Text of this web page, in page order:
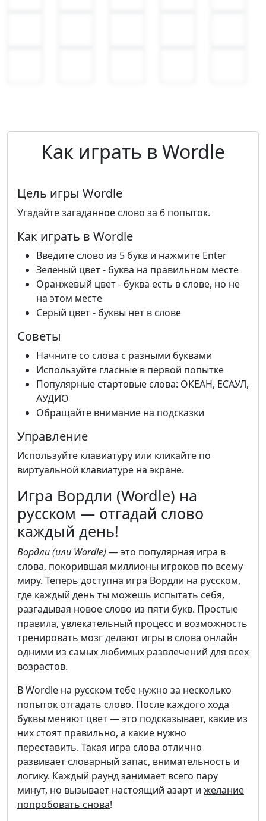
Как играть в Wordle
Цель игры Wordle
Угадайте загаданное слово за 6 попыток.
Как играть в Wordle
Введите слово из 5 букв и нажмите Enter
Зеленый цвет - буква на правильном месте
Оранжевый цвет - буква есть в слове, но не
на этом месте
Серый цвет - буквы нет в слове
Советы
Начните со слова с разными буквами
Используйте гласные в первой попытке
Популярные стартовые слова: ОКЕАН, ЕСАУЛ,
АУДИО
Обращайте внимание на подсказки
Управление
Используйте клавиатуру или кликайте по
виртуальной клавиатуре на экране.
Игра Вордли (Wordle) на
русском — отгадай слово
каждый день!
Вордли (или Wordle) — это популярная игра в
слова, покорившая миллионы игроков по всему
миру. Теперь доступна игра Вордли на русском,
где каждый день ты можешь испытать себя,
разгадывая новое слово из пяти букв. Простые
правила, увлекательный процесс и возможность
тренировать мозг делают игры в слова онлайн
одними из самых любимых развлечений для всех
возрастов.
В Wordle на русском тебе нужно за несколько
попыток отгадать слово. После каждого хода
буквы меняют цвет — это подсказывает, какие из
них стоят правильно, а какие нужно
переставить. Такая игра слова отлично
развивает словарный запас, внимательность и
логику. Каждый раунд занимает всего пару
минут, но вызывает настоящий азарт и желание
попробовать снова!